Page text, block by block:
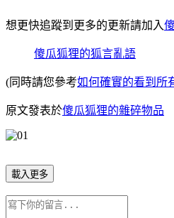
想更快追蹤到更多的更新請加入
傻瓜狐狸的狐言亂語
(同時請您參考如何確實的看到所
原文發表於傻瓜狐狸的雜碎物品
載入更多